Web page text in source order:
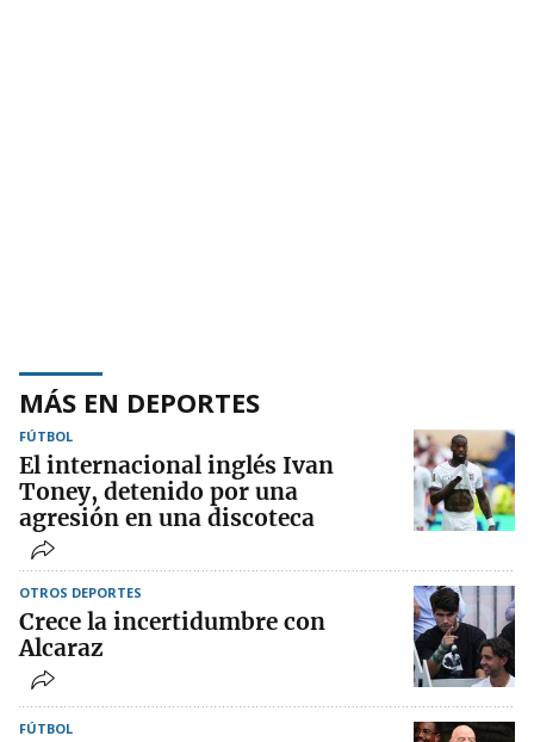
MÁS EN DEPORTES
FÚTBOL
El internacional inglés Ivan
Toney, detenido por una
agresión en una discoteca
OTROS DEPORTES
Crece la incertidumbre con
Alcaraz
FÚTBOL